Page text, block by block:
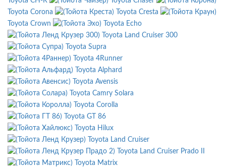
Toyota Corona
Toyota Cresta
Toyota Crown
Toyota Echo
Toyota Land Cruiser 300
Toyota Supra
Toyota 4Runner
Toyota Alphard
Toyota Avensis
Toyota Camry Solara
Toyota Corolla
Toyota GT 86
Toyota Hilux
Toyota Land Cruiser
Toyota Land Cruiser Prado II
Toyota Matrix